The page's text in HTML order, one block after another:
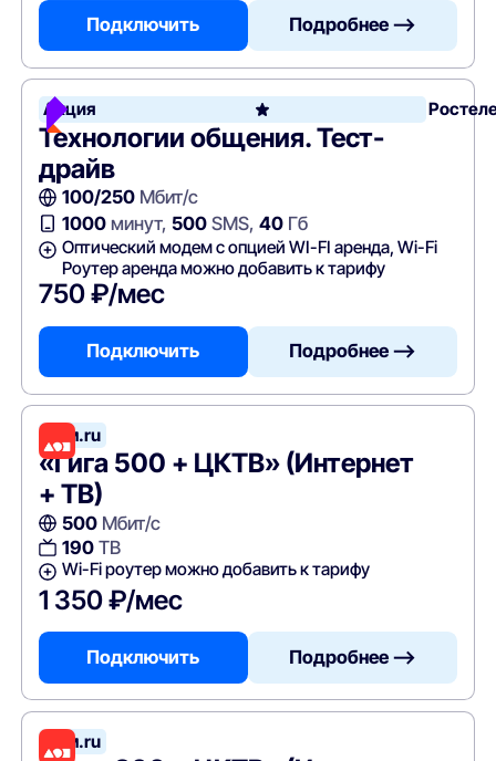
Подключить Подробнее —>
Акция
Технологии общения. Тест-
драйв
100/250Мбит/с
1000минут, 500SMS, 40Гб
Оптический модем с опцией WI-FI аренда, Wi-Fi
Роутер аренда можно добавить к тарифу
750 ₽/мес
Подключить Подробнее —>
Дом.ru
«Гига 500 + ЦКТВ» (Интернет
+ ТВ)
500Мбит/с
190ТВ
Wi-Fi роутер можно добавить к тарифу
1 350 ₽/мес
Подключить Подробнее —>
Дом.ru